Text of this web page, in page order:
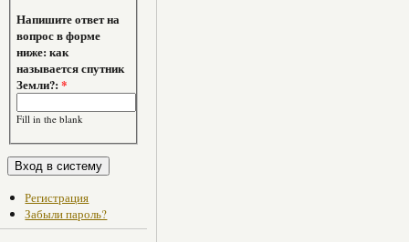
Напишите ответ на
вопрос в форме
ниже: как
называется спутник
Земли?:*
Fill in the blank
Регистрация
Забыли пароль?